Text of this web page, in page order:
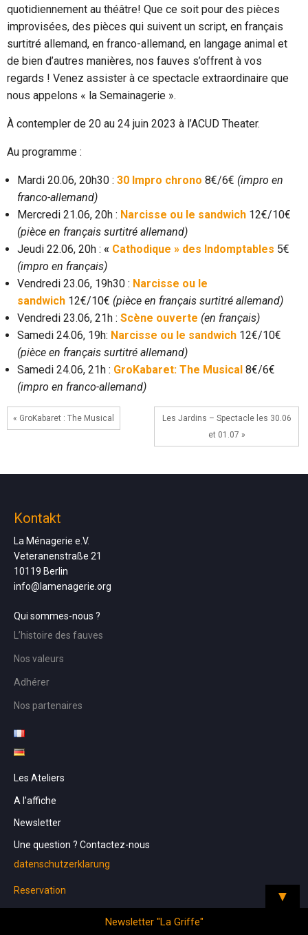
quotidiennement au théâtre! Que ce soit pour des pièces
improvisées, des pièces qui suivent un script, en français
surtitré allemand, en franco-allemand, en langage animal et
de bien d’autres manières, nos fauves s’offrent à vos
regards ! Venez assister à ce spectacle extraordinaire que
nous appelons « la Semainagerie ».
À contempler de 20 au 24 juin 2023 à l’ACUD Theater.
Au programme :
Mardi 20.06, 20h30 : 30 Impro chrono 8€/6€ (impro en
franco-allemand)
Mercredi 21.06, 20h : Narcisse ou le sandwich 12€/10€
(pièce en français surtitré allemand)
Jeudi 22.06, 20h : « Cathodique » des Indomptables 5€
(impro en français)
Vendredi 23.06, 19h30 : Narcisse ou le
sandwich 12€/10€ (pièce en français surtitré allemand)
Vendredi 23.06, 21h : Scène ouverte (en français)
Samedi 24.06, 19h: Narcisse ou le sandwich 12€/10€
(pièce en français surtitré allemand)
Samedi 24.06, 21h : GroKabaret: The Musical 8€/6€
(impro en franco-allemand)
« GroKabaret : The Musical
Les Jardins – Spectacle les 30.06
et 01.07 »
Kontakt
La Ménagerie e.V.
Veteranenstraße 21
10119 Berlin
info@lamenagerie.org
Qui sommes-nous ?
L’histoire des fauves
Nos valeurs
Adhérer
Nos partenaires
Les Ateliers
A l’affiche
Newsletter
Une question ? Contactez-nous
datenschutzerklarung
Reservation ▼
Newsletter "La Griffe"